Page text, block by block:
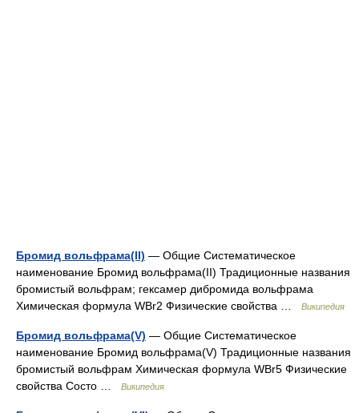
Бромид вольфрама(II) — Общие Систематическое
наименование Бромид вольфрама(II) Традиционные названия
бромистый вольфрам; гексамер дибромида вольфрама
Химическая формула WBr2 Физические свойства …
Википедия
Бромид вольфрама(V) — Общие Систематическое
наименование Бромид вольфрама(V) Традиционные названия
бромистый вольфрам Химическая формула WBr5 Физические
свойства Состо …
Википедия